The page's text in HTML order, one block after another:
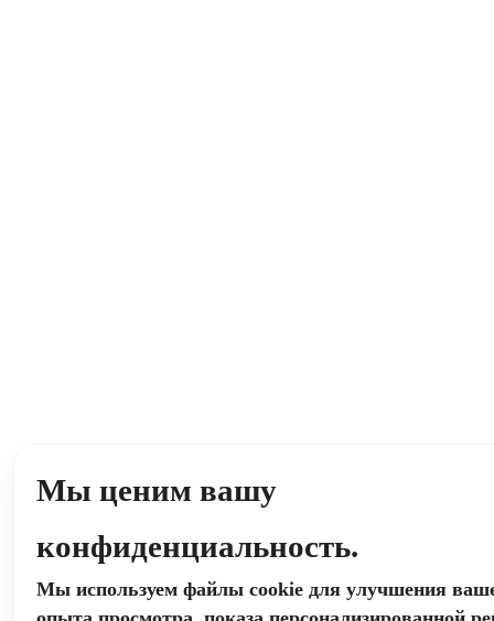
Мы ценим вашу
конфиденциальность.
Мы используем файлы cookie для улучшения